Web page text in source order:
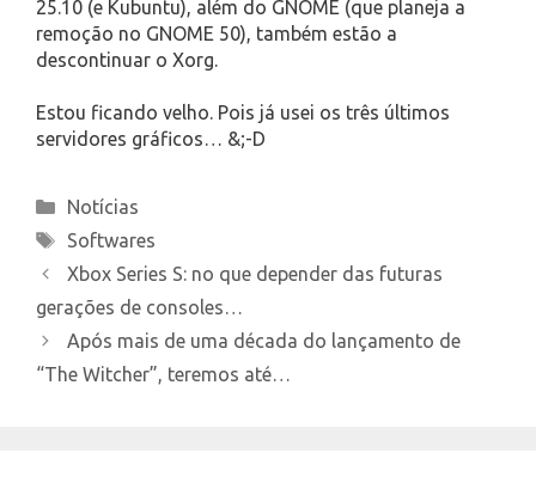
25.10 (e Kubuntu), além do GNOME (que planeja a
remoção no GNOME 50), também estão a
descontinuar o Xorg.
Estou ficando velho. Pois já usei os três últimos
servidores gráficos… &;-D
Categories
Notícias
Tags
Softwares
Xbox Series S: no que depender das futuras
gerações de consoles…
Após mais de uma década do lançamento de
“The Witcher”, teremos até…